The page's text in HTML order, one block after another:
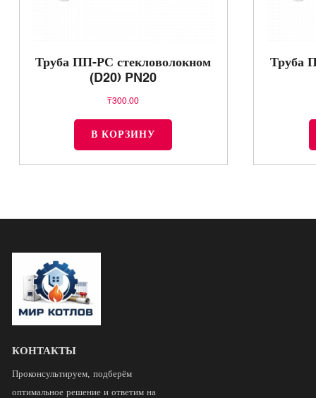
Труба ПП-РС стекловолокном
(D20) PN20
₸300.00
В КОРЗИНУ
Труба
КОНТАКТЫ
Проконсультируем, подберём
оптимальное решение и ответим на